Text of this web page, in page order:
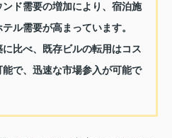
ンド需要の増加により、宿泊施
ル需要が高まっています。
に比べ、既存ビルの転用はコス
能で、迅速な市場参入が可能で